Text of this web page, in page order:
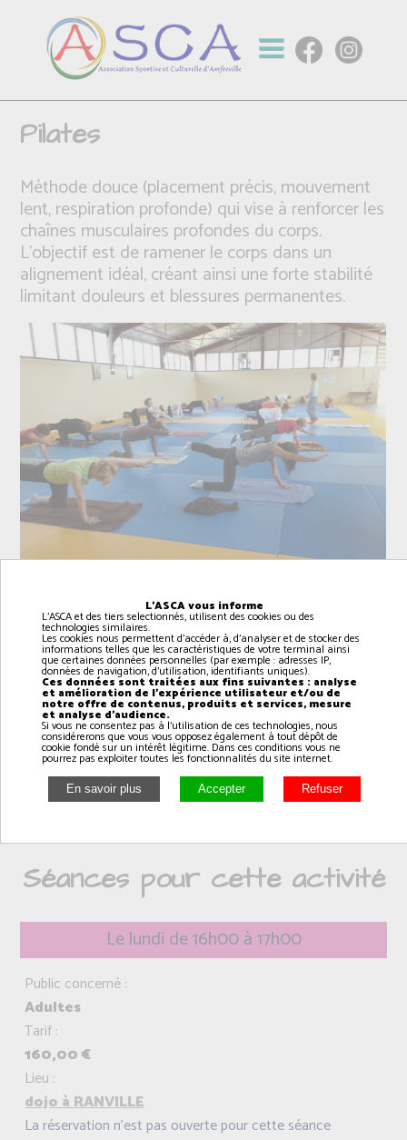
Pilates
Méthode douce (placement précis, mouvement
lent, respiration profonde) qui vise à renforcer les
chaînes musculaires profondes du corps.
L'objectif est de ramener le corps dans un
alignement idéal, créant ainsi une forte stabilité
limitant douleurs et blessures permanentes.
Intervenant(e): Magali
La méthode Pilates, parfois simplement appelée
Pilates, est un système d'activité physique
développé au début du XXÃ¡Âµâ° siècle par un
passionné de sport et du corps humain, Joseph
Séances pour cette activité
Le lundi de 16h00 à 17h00
Public concerné :
Adultes
Tarif :
160,00 €
Lieu :
dojo à RANVILLE
La réservation n'est pas ouverte pour cette séance
L'ASCA vous informe
L'ASCA et des tiers selectionnés, utilisent des cookies ou des
technologies similaires.
Les cookies nous permettent d'accéder à, d'analyser et de stocker des
informations telles que les caractéristiques de votre terminal ainsi
que certaines données personnelles (par exemple : adresses IP,
données de navigation, d'utilisation, identifiants uniques).
Ces données sont traitées aux fins suivantes : analyse
et amélioration de l'expérience utilisateur et/ou de
notre offre de contenus, produits et services, mesure
et analyse d'audience.
Si vous ne consentez pas à l'utilisation de ces technologies, nous
considérerons que vous vous opposez également à tout dépôt de
cookie fondé sur un intérêt légitime. Dans ces conditions vous ne
pourrez pas exploiter toutes les fonctionnalités du site internet.